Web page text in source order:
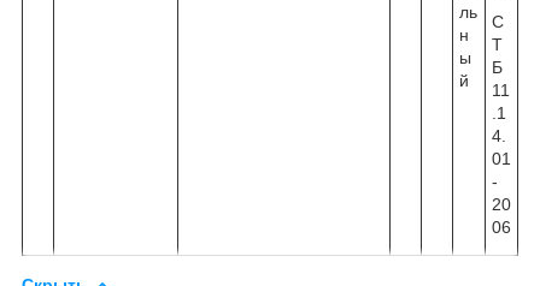
ль
н
ы
й
С
Т
Б
11
.1
4.
01
-
20
06